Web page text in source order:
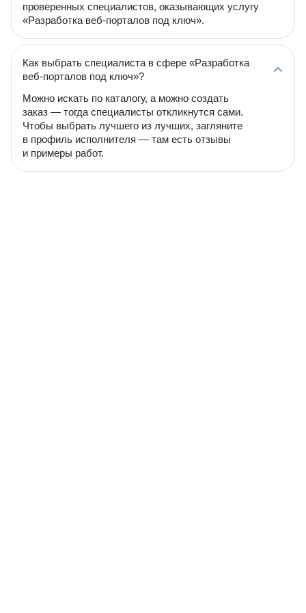
проверенных специалистов, оказывающих услугу
«Разработка веб-порталов под ключ».
Как выбрать специалиста в сфере «Разработка
веб-порталов под ключ»?
Можно искать по каталогу, а можно создать
заказ — тогда специалисты откликнутся сами.
Чтобы выбрать лучшего из лучших, загляните
в профиль исполнителя — там есть отзывы
и примеры работ.